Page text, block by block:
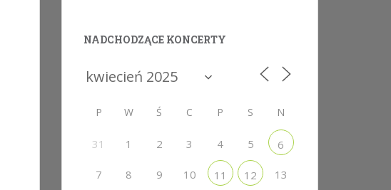
NADCHODZĄCE KONCERTY
P W Ś C P S N
31 1 2 3 4 5 6
7 8 9 10 11 12 13